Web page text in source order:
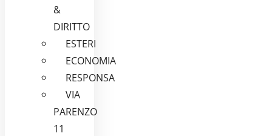
&
DIRITTO
ESTERI
ECONOMIA
RESPONSA
VIA
PARENZO
11